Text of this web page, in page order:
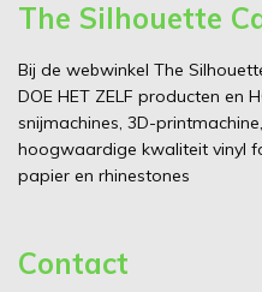
The Silhouette
Bij de webwinkel The
DOE HET ZELF producten en
snijmachines, 3D-
hoogwaardige kwaliteit vinyl
papier en rhinestones
Contact